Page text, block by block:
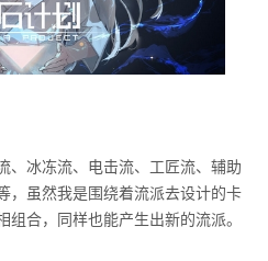
、冰冻流、电击流、工匠流、辅助
，虽然我是围绕着流派去设计的卡
组合，同样也能产生出新的流派。